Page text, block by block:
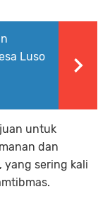
Luso
untuk
dan
yang sering kali